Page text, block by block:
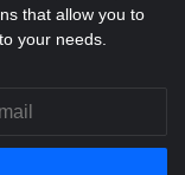
that allow you to
your needs.